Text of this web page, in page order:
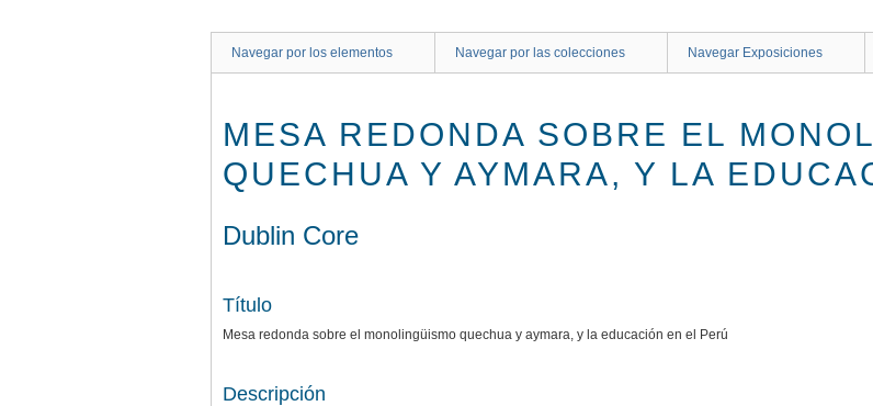
Navegar por los elementos Navegar por las colecciones Navegar Exposiciones
MESA REDONDA SOBRE EL
QUECHUA Y AYMARA, Y LA
Dublin Core
Título
Mesa redonda sobre el monolingüismo quechua y aymara, y la educación en el Perú
Descripción